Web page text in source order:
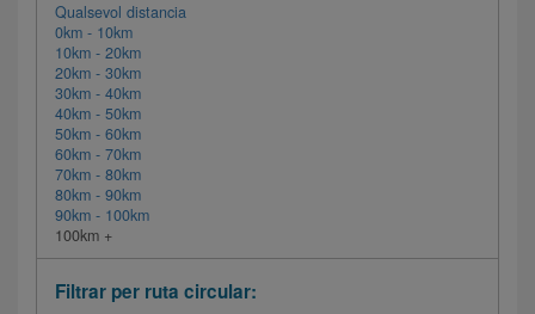
Qualsevol distancia
0km - 10km
10km - 20km
20km - 30km
30km - 40km
40km - 50km
50km - 60km
60km - 70km
70km - 80km
80km - 90km
90km - 100km
100km +
Filtrar per ruta circular: